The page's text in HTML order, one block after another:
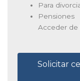
Para
Pensiones
Acceder de
Solicitar